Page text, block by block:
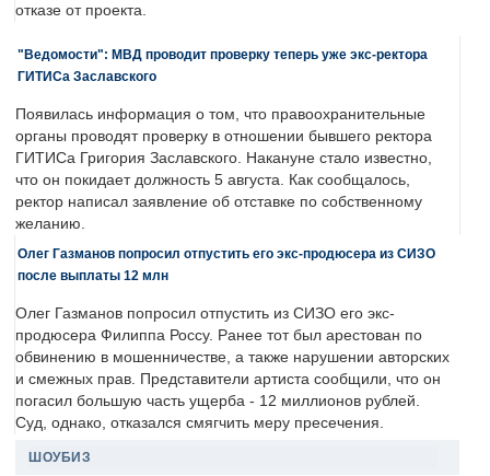
отказе от проекта.
"Ведомости": МВД проводит проверку теперь уже экс-ректора
ГИТИСа Заславского
Появилась информация о том, что правоохранительные
органы проводят проверку в отношении бывшего ректора
ГИТИСа Григория Заславского. Накануне стало известно,
что он покидает должность 5 августа. Как сообщалось,
ректор написал заявление об отставке по собственному
желанию.
Олег Газманов попросил отпустить его экс-продюсера из СИЗО
после выплаты 12 млн
Олег Газманов попросил отпустить из СИЗО его экс-
продюсера Филиппа Россу. Ранее тот был арестован по
обвинению в мошенничестве, а также нарушении авторских
и смежных прав. Представители артиста сообщили, что он
погасил большую часть ущерба - 12 миллионов рублей.
Суд, однако, отказался смягчить меру пресечения.
ШОУБИЗ